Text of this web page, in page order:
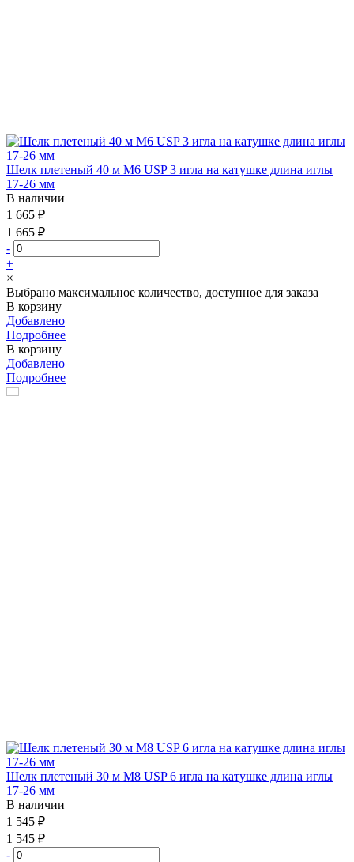
Шелк плетеный 40 м М6 USP 3 игла на катушке длина иглы
17-26 мм
В наличии
1 665 ₽
1 665 ₽
-
+
×
Выбрано максимальное количество, доступное для заказа
В корзину
Добавлено
Подробнее
В корзину
Добавлено
Подробнее
Шелк плетеный 30 м М8 USP 6 игла на катушке длина иглы
17-26 мм
В наличии
1 545 ₽
1 545 ₽
-